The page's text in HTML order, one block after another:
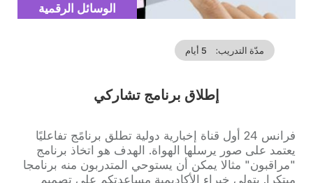
Catégorie
الوسائل الرقمية
مدّة التدريب 5 أيام
إطلاق برنامج تشاركي
Accrocheفرانس 24 أول قناة إخبارية دولية تطلق برنامًج تفاعليًا
يعتمد على صور يرسلها الهواة. الهدف هو اتخاذ برنامج
"مراقبون" مثالا يمكن أن يستوحي المتدربون منه برنامجا
مبتكرا. يتولى خبراء الأكاديمية مساعدتكم على تصميم